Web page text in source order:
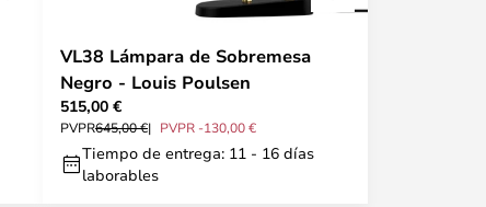
VL38 Lámpara de Sobremesa
Negro - Louis Poulsen
515,00 €
PVPR645,00 € PVPR -130,00 €
Tiempo de entrega: 11 - 16 días
laborables